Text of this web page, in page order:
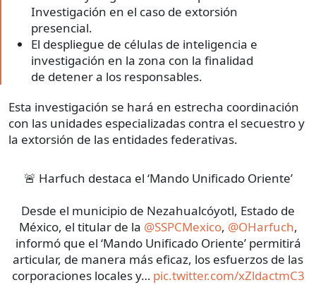
Investigación en el caso de extorsión
presencial.
El despliegue de células de inteligencia e
investigación en la zona con la finalidad
de detener a los responsables.
Esta investigación se hará en estrecha coordinación
con las unidades especializadas contra el secuestro y
la extorsión de las entidades federativas.
🚨 Harfuch destaca el ‘Mando Unificado Oriente’
Desde el municipio de Nezahualcóyotl, Estado de
México, el titular de la @SSPCMexico, @OHarfuch,
informó que el ‘Mando Unificado Oriente’ permitirá
articular, de manera más eficaz, los esfuerzos de las
corporaciones locales y… pic.twitter.com/xZldactmC3